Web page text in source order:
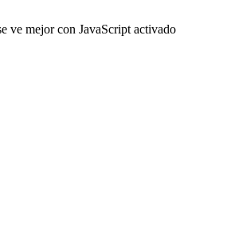
ve mejor con JavaScript activado